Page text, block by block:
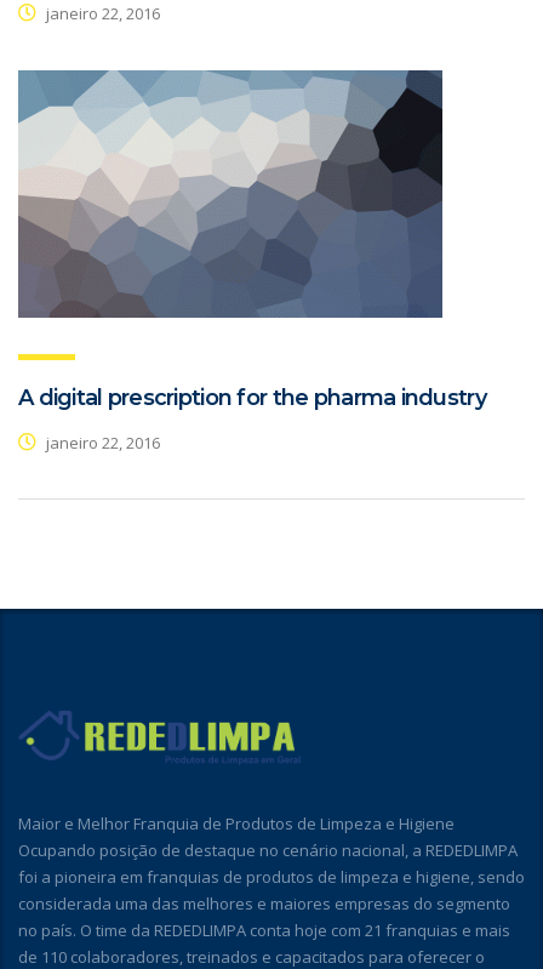
janeiro 22, 2016
A digital prescription for the pharma industry
janeiro 22, 2016
Maior e Melhor Franquia de Produtos de Limpeza e Higiene
Ocupando posição de destaque no cenário nacional, a REDEDLIMPA
foi a pioneira em franquias de produtos de limpeza e higiene, sendo
considerada uma das melhores e maiores empresas do segmento
no país. O time da REDEDLIMPA conta hoje com 21 franquias e mais
de 110 colaboradores, treinados e capacitados para oferecer o